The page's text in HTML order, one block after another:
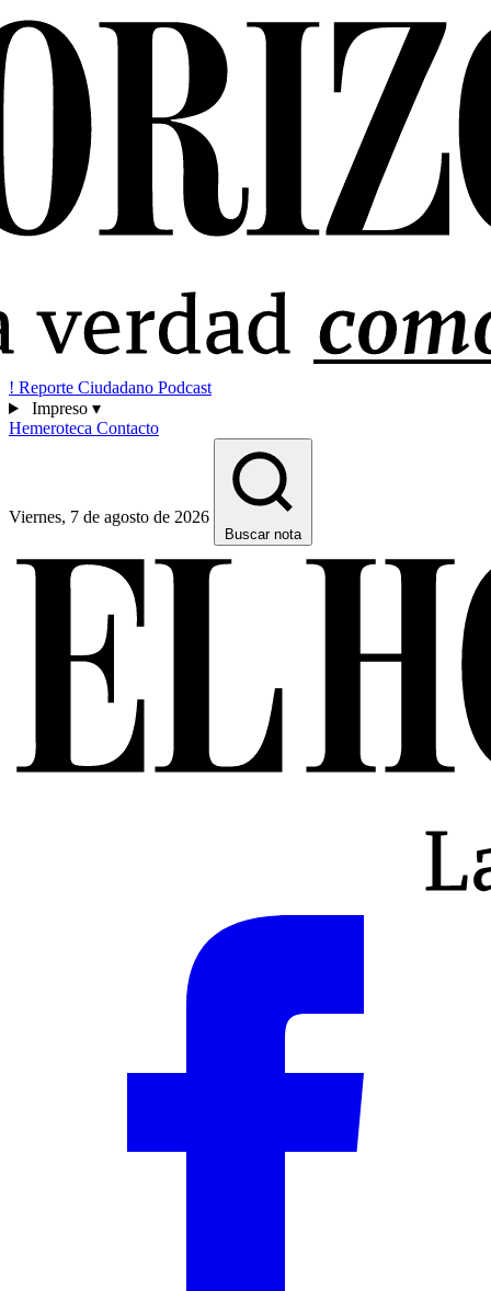
! Reporte Ciudadano Podcast
Impreso ▾
Hemeroteca Contacto
Viernes, 7 de agosto de 2026
Buscar nota